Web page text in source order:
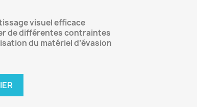
visuel efficace
de différentes contraintes
du matériel d’évasion